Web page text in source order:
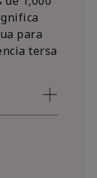
para
tersa